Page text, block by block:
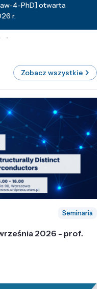
4-PhD] otwarta
r.
Zobacz wszystkie
Seminaria
2026 - prof.